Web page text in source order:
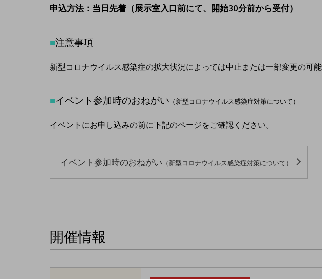
申込方法：当日先着（展示室入口前にて、開始30分前から受付）
■注意事項
新型コロナウイルス感染症の拡大状況によっては中止または一部変更の可能
■イベント参加時のおねがい （新型コロナウイルス感染症対策について）
イベントにお申し込みの前に下記のページをご確認ください。
イベント参加時のおねがい （新型コロナウイルス感染症対策について）
開催情報